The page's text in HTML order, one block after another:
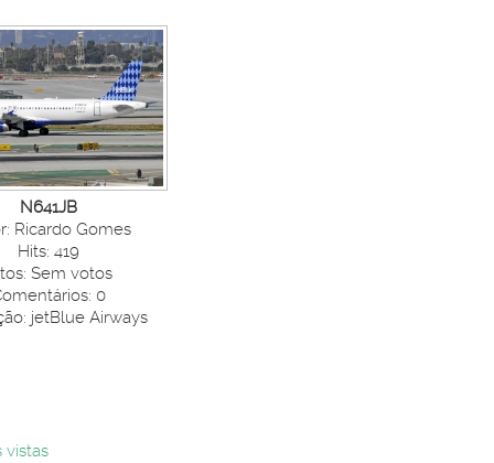
N641JB
Ricardo Gomes
Hits: 419
Sem votos
0
jetBlue Airways
vistas